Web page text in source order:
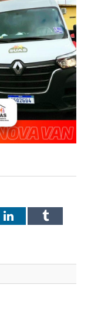
LinkedInTumblr